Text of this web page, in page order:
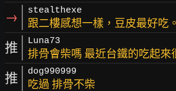
→ stealthexe
跟二樓感想一樣，豆皮最好吃
推 Luna73
排骨會柴嗎 最近台鐵的吃起來
推 dog990999
吃過 排骨不柴